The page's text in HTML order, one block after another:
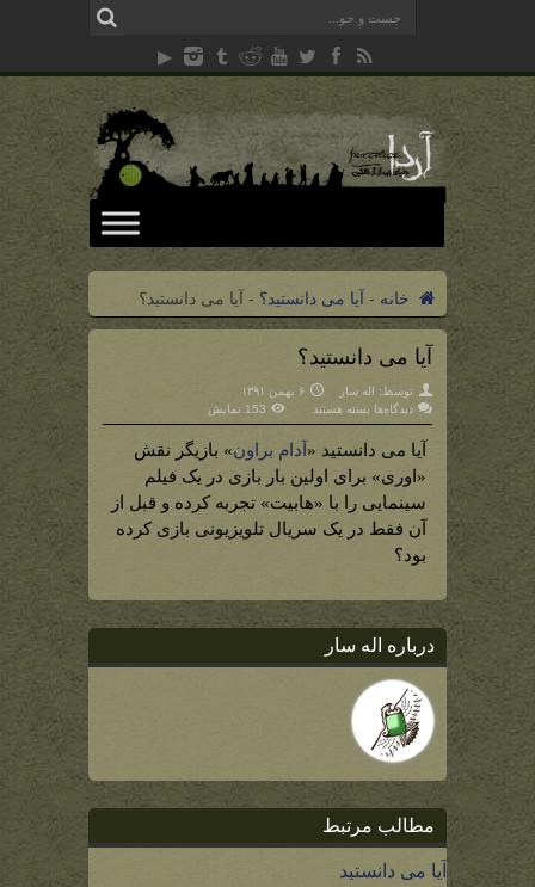
خانه - آیا می دانستید؟ - آیا می دانستید؟
آیا می دانستید؟
توسط: اله سار
۶ بهمن ۱۳۹۱
دیدگاه‌ها برای
دانستید؟
بسته هستند 153 نمایش
آیا می دانستید « آدام براون» بازیگر نقش
«اوری» برای اولین بار بازی در یک فیلم
سینمایی را با «هابیت» تجربه کرده و قبل از
آن فقط در یک سریال تلویزیونی بازی کرده
بود؟
درباره اله سار
مطالب مرتبط
آیا می دانستید